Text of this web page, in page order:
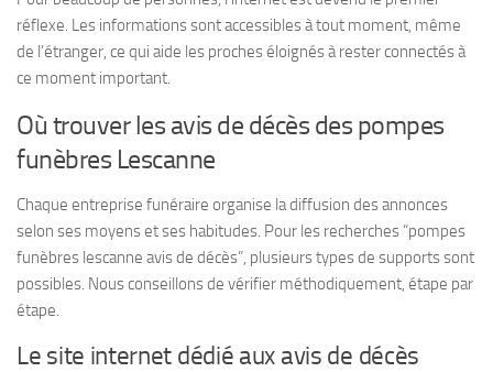
réflexe. Les informations sont accessibles à tout moment, même
de l’étranger, ce qui aide les proches éloignés à rester connectés à
ce moment important.
Où trouver les avis de décès des pompes
funèbres Lescanne
Chaque entreprise funéraire organise la diffusion des annonces
selon ses moyens et ses habitudes. Pour les recherches “pompes
funèbres lescanne avis de décès”, plusieurs types de supports sont
possibles. Nous conseillons de vérifier méthodiquement, étape par
étape.
Le site internet dédié aux avis de décès